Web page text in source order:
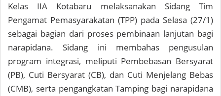
Kelas IIA Kotabaru melaksanakan Sidang Tim
Pengamat Pemasyarakatan (TPP) pada Selasa (27/1)
sebagai bagian dari proses pembinaan lanjutan bagi
narapidana. Sidang ini membahas pengusulan
program integrasi, meliputi Pembebasan Bersyarat
(PB), Cuti Bersyarat (CB), dan Cuti Menjelang Bebas
(CMB), serta pengangkatan Tamping bagi narapidana